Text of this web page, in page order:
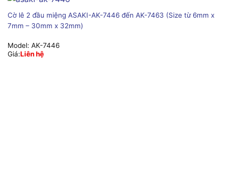
Cờ lê 2 đầu miệng ASAKI-AK-7446 đến AK-7463 (Size từ 6mm x
7mm – 30mm x 32mm)
Model: AK-7446
Giá:Liên hệ